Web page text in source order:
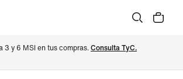
3 y 6 MSI en tus compras. Consulta TyC.